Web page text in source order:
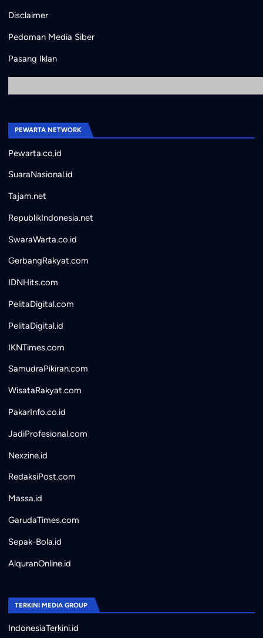
Disclaimer
Pedoman Media Siber
Pasang Iklan
PEWARTA NETWORK
Pewarta.co.id
SuaraNasional.id
Tajam.net
RepublikIndonesia.net
SwaraWarta.co.id
GerbangRakyat.com
IDNHits.com
PelitaDigital.com
PelitaDigital.id
IKNTimes.com
SamudraPikiran.com
WisataRakyat.com
PakarInfo.co.id
JadiProfesional.com
Nexzine.id
RedaksiPost.com
Massa.id
GarudaTimes.com
Sepak-Bola.id
AlquranOnline.id
TERKINI MEDIA GROUP
IndonesiaTerkini.id